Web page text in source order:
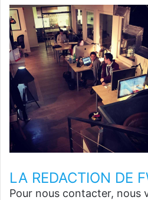
LA REDACTION DE
Pour nous contacter, nous